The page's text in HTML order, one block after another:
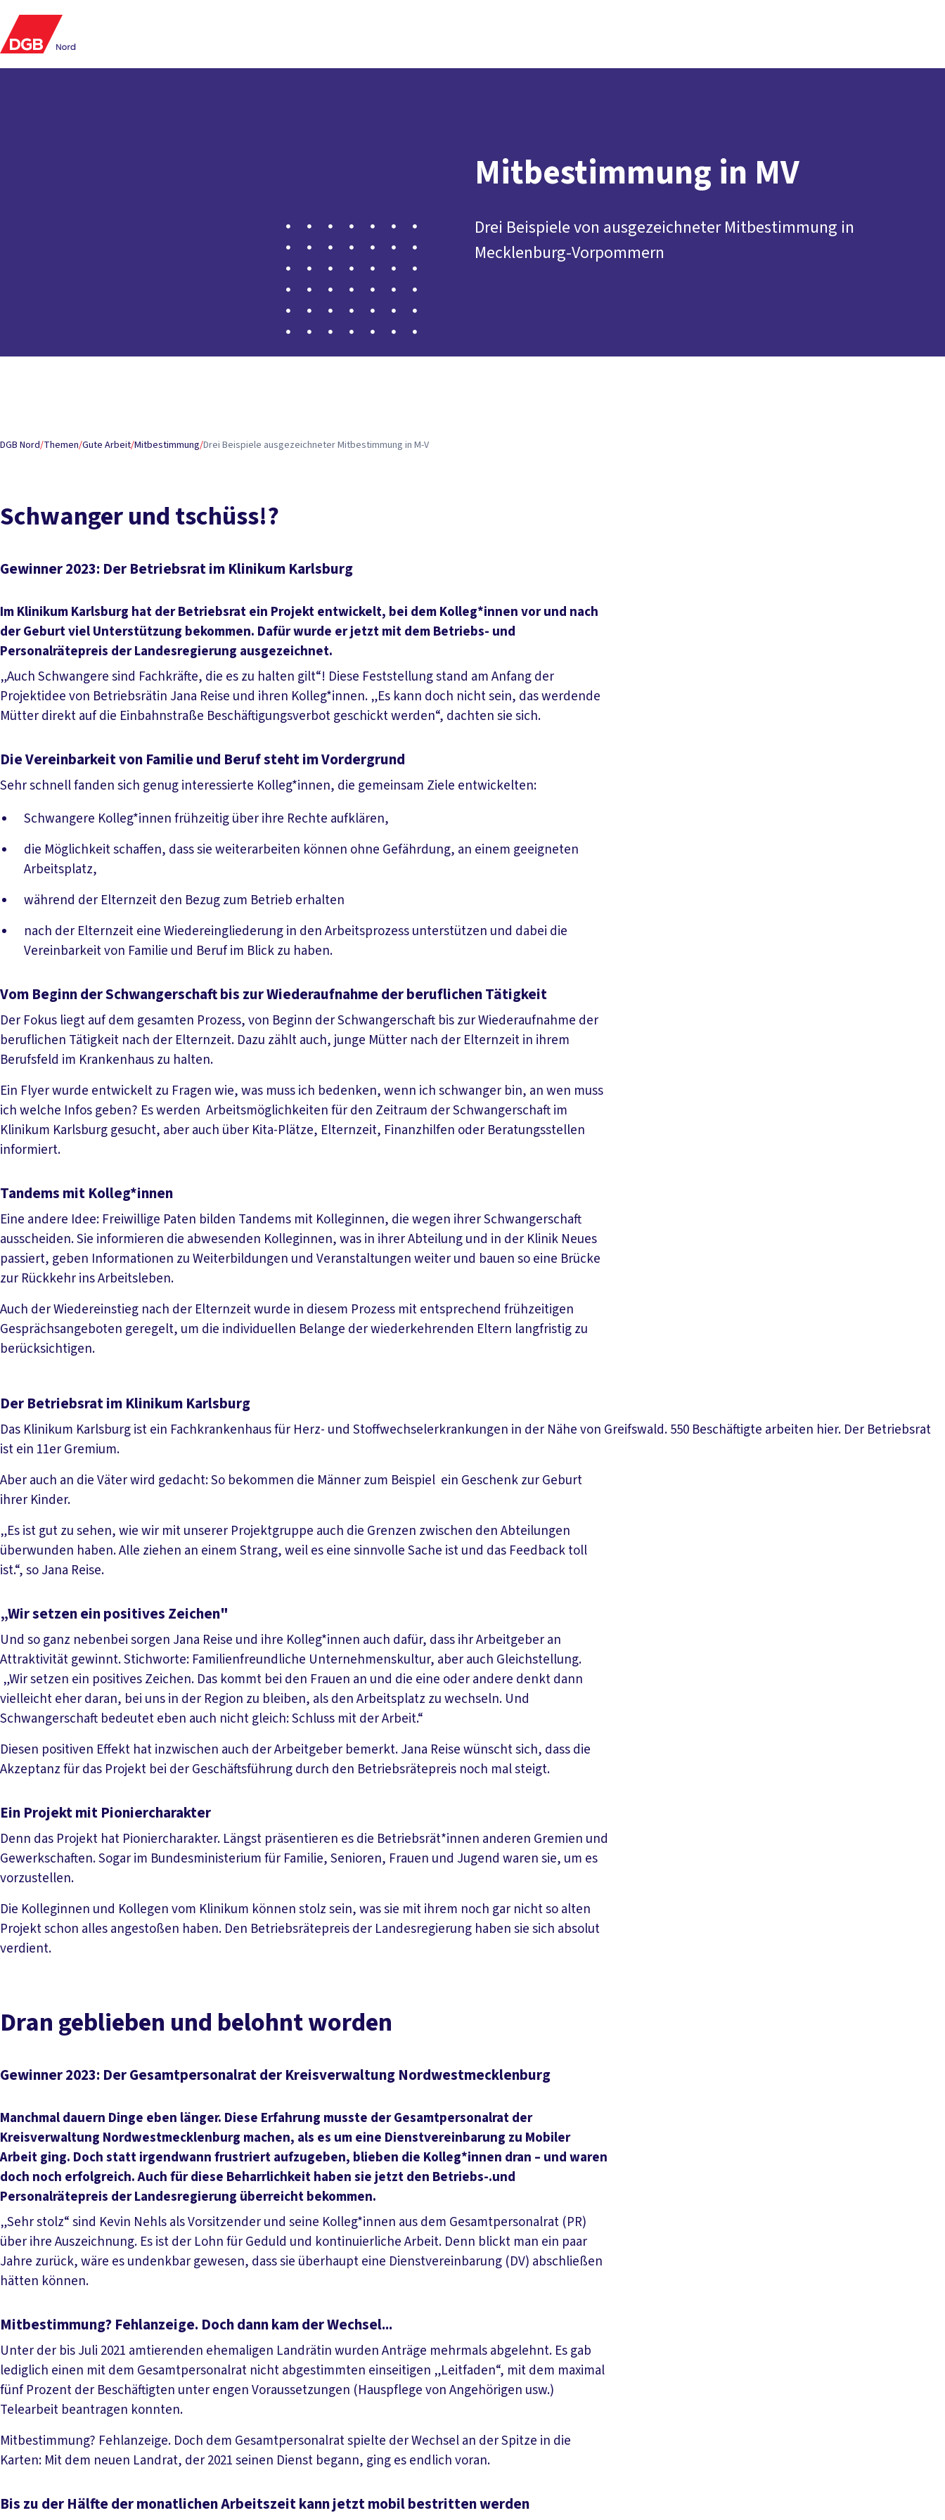
Mitbestimmung in MV
Drei Beispiele von ausgezeichneter Mitbestimmung in
Mecklenburg-Vorpommern
DGB Nord/Themen/Gute Arbeit/Mitbestimmung/Drei Beispiele ausgezeichneter Mitbestimmung in M-V
Schwanger und tschüss!?
Gewinner 2023: Der Betriebsrat im Klinikum Karlsburg
Im Klinikum Karlsburg hat der Betriebsrat ein Projekt entwickelt, bei dem Kolleg*innen vor und nach
der Geburt viel Unterstützung bekommen. Dafür wurde er jetzt mit dem Betriebs- und
Personalrätepreis der Landesregierung ausgezeichnet.
„Auch Schwangere sind Fachkräfte, die es zu halten gilt“! Diese Feststellung stand am Anfang der
Projektidee von Betriebsrätin Jana Reise und ihren Kolleg*innen. „Es kann doch nicht sein, das werdende
Mütter direkt auf die Einbahnstraße Beschäftigungsverbot geschickt werden“, dachten sie sich.
Die Vereinbarkeit von Familie und Beruf steht im Vordergrund
Sehr schnell fanden sich genug interessierte Kolleg*innen, die gemeinsam Ziele entwickelten:
Schwangere Kolleg*innen frühzeitig über ihre Rechte aufklären,
die Möglichkeit schaffen, dass sie weiterarbeiten können ohne Gefährdung, an einem geeigneten
Arbeitsplatz,
während der Elternzeit den Bezug zum Betrieb erhalten
nach der Elternzeit eine Wiedereingliederung in den Arbeitsprozess unterstützen und dabei die
Vereinbarkeit von Familie und Beruf im Blick zu haben.
Vom Beginn der Schwangerschaft bis zur Wiederaufnahme der beruflichen Tätigkeit
Der Fokus liegt auf dem gesamten Prozess, von Beginn der Schwangerschaft bis zur Wiederaufnahme der
beruflichen Tätigkeit nach der Elternzeit. Dazu zählt auch, junge Mütter nach der Elternzeit in ihrem
Berufsfeld im Krankenhaus zu halten.
Ein Flyer wurde entwickelt zu Fragen wie, was muss ich bedenken, wenn ich schwanger bin, an wen muss
ich welche Infos geben? Es werden Arbeitsmöglichkeiten für den Zeitraum der Schwangerschaft im
Klinikum Karlsburg gesucht, aber auch über Kita-Plätze, Elternzeit, Finanzhilfen oder Beratungsstellen
informiert.
Tandems mit Kolleg*innen
Eine andere Idee: Freiwillige Paten bilden Tandems mit Kolleginnen, die wegen ihrer Schwangerschaft
ausscheiden. Sie informieren die abwesenden Kolleginnen, was in ihrer Abteilung und in der Klinik Neues
passiert, geben Informationen zu Weiterbildungen und Veranstaltungen weiter und bauen so eine Brücke
zur Rückkehr ins Arbeitsleben.
Auch der Wiedereinstieg nach der Elternzeit wurde in diesem Prozess mit entsprechend frühzeitigen
Gesprächsangeboten geregelt, um die individuellen Belange der wiederkehrenden Eltern langfristig zu
berücksichtigen.
Der Betriebsrat im Klinikum Karlsburg
Das Klinikum Karlsburg ist ein Fachkrankenhaus für Herz- und Stoffwechselerkrankungen in der Nähe von Greifswald. 550 Beschäftigte arbeiten hier. Der Betriebsrat
ist ein 11er Gremium.
Aber auch an die Väter wird gedacht: So bekommen die Männer zum Beispiel ein Geschenk zur Geburt
ihrer Kinder.
„Es ist gut zu sehen, wie wir mit unserer Projektgruppe auch die Grenzen zwischen den Abteilungen
überwunden haben. Alle ziehen an einem Strang, weil es eine sinnvolle Sache ist und das Feedback toll
ist.“, so Jana Reise.
„Wir setzen ein positives Zeichen"
Und so ganz nebenbei sorgen Jana Reise und ihre Kolleg*innen auch dafür, dass ihr Arbeitgeber an
Attraktivität gewinnt. Stichworte: Familienfreundliche Unternehmenskultur, aber auch Gleichstellung.
„Wir setzen ein positives Zeichen. Das kommt bei den Frauen an und die eine oder andere denkt dann
vielleicht eher daran, bei uns in der Region zu bleiben, als den Arbeitsplatz zu wechseln. Und
Schwangerschaft bedeutet eben auch nicht gleich: Schluss mit der Arbeit.“
Diesen positiven Effekt hat inzwischen auch der Arbeitgeber bemerkt. Jana Reise wünscht sich, dass die
Akzeptanz für das Projekt bei der Geschäftsführung durch den Betriebsrätepreis noch mal steigt.
Ein Projekt mit Pioniercharakter
Denn das Projekt hat Pioniercharakter. Längst präsentieren es die Betriebsrät*innen anderen Gremien und
Gewerkschaften. Sogar im Bundesministerium für Familie, Senioren, Frauen und Jugend waren sie, um es
vorzustellen.
Die Kolleginnen und Kollegen vom Klinikum können stolz sein, was sie mit ihrem noch gar nicht so alten
Projekt schon alles angestoßen haben. Den Betriebsrätepreis der Landesregierung haben sie sich absolut
verdient.
Dran geblieben und belohnt worden
Gewinner 2023: Der Gesamtpersonalrat der Kreisverwaltung Nordwestmecklenburg
Manchmal dauern Dinge eben länger. Diese Erfahrung musste der Gesamtpersonalrat der
Kreisverwaltung Nordwestmecklenburg machen, als es um eine Dienstvereinbarung zu Mobiler
Arbeit ging. Doch statt irgendwann frustriert aufzugeben, blieben die Kolleg*innen dran – und waren
doch noch erfolgreich. Auch für diese Beharrlichkeit haben sie jetzt den Betriebs-.und
Personalrätepreis der Landesregierung überreicht bekommen.
„Sehr stolz“ sind Kevin Nehls als Vorsitzender und seine Kolleg*innen aus dem Gesamtpersonalrat (PR)
über ihre Auszeichnung. Es ist der Lohn für Geduld und kontinuierliche Arbeit. Denn blickt man ein paar
Jahre zurück, wäre es undenkbar gewesen, dass sie überhaupt eine Dienstvereinbarung (DV) abschließen
hätten können.
Mitbestimmung? Fehlanzeige. Doch dann kam der Wechsel...
Unter der bis Juli 2021 amtierenden ehemaligen Landrätin wurden Anträge mehrmals abgelehnt. Es gab
lediglich einen mit dem Gesamtpersonalrat nicht abgestimmten einseitigen „Leitfaden“, mit dem maximal
fünf Prozent der Beschäftigten unter engen Voraussetzungen (Hauspflege von Angehörigen usw.)
Telearbeit beantragen konnten.
Mitbestimmung? Fehlanzeige. Doch dem Gesamtpersonalrat spielte der Wechsel an der Spitze in die
Karten: Mit dem neuen Landrat, der 2021 seinen Dienst begann, ging es endlich voran.
Bis zu der Hälfte der monatlichen Arbeitszeit kann jetzt mobil bestritten werden